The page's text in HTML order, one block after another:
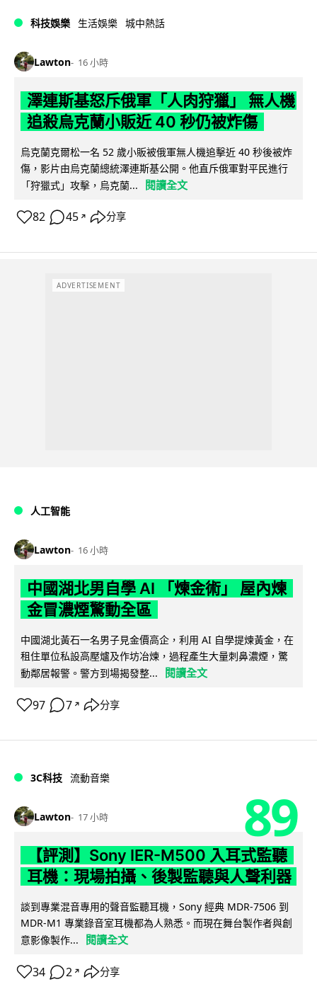
科技娛樂 生活娛樂 城中熱話
Lawton 16 小時
澤連斯基怒斥俄軍「人肉狩獵」 無人機
追殺烏克蘭小販近 40 秒仍被炸傷
烏克蘭克爾松一名 52 歲小販被俄軍無人機追擊近 40 秒後被炸
傷，影片由烏克蘭總統澤連斯基公開。他直斥俄軍對平民進行
「狩獵式」攻擊，烏克蘭...
閱讀全文
82 45 ↗ 分享
ADVERTISEMENT
人工智能
Lawton 16 小時
中國湖北男自學 AI 「煉金術」 屋內煉
金冒濃煙驚動全區
中國湖北黃石一名男子見金價高企，利用 AI 自學提煉黃金，在
租住單位私設高壓爐及作坊冶煉，過程產生大量刺鼻濃煙，驚
動鄰居報警。警方到場揭發整...
閱讀全文
97 7 ↗ 分享
3C科技 流動音樂
Lawton 17 小時 89
【評測】Sony IER-M500 入耳式監聽
耳機：現場拍攝、後製監聽與人聲利器
談到專業混音專用的聲音監聽耳機，Sony 經典 MDR-7506 到
MDR-M1 專業錄音室耳機都為人熟悉。而現在舞台製作者與創
意影像製作...
閱讀全文
34 2 ↗ 分享